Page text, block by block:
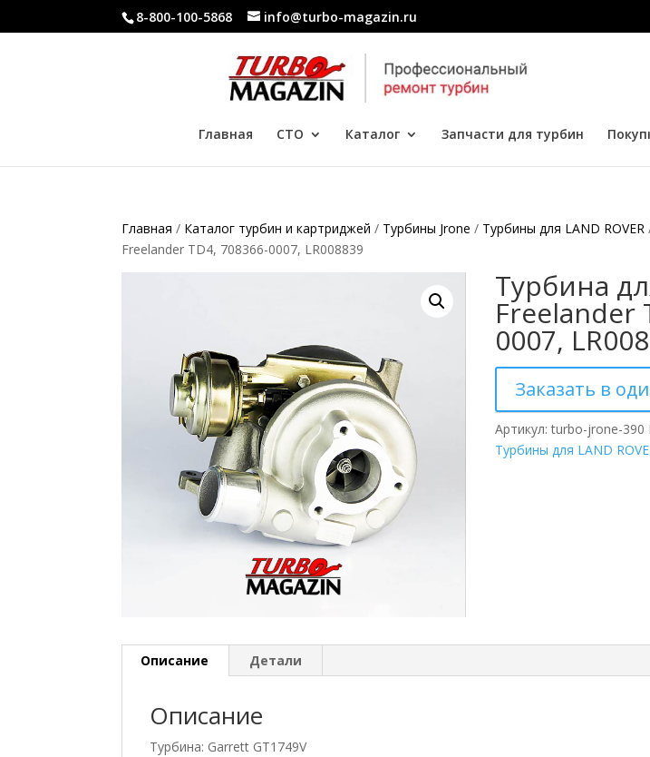
8-800-100-5868 info@turbo-magazin.ru
Главная СТО Каталог Запчасти для турбин
Главная / Каталог турбин и картриджей / Турбины Jrone / Турбины для LAND ROVER
Freelander TD4, 708366-0007, LR008839
Турбина
Freelander
0007,
Заказать в
Артикул:turbo-jrone-390
Турбины для LAND
Описание Детали
Описание
Турбина: Garrett GT1749V